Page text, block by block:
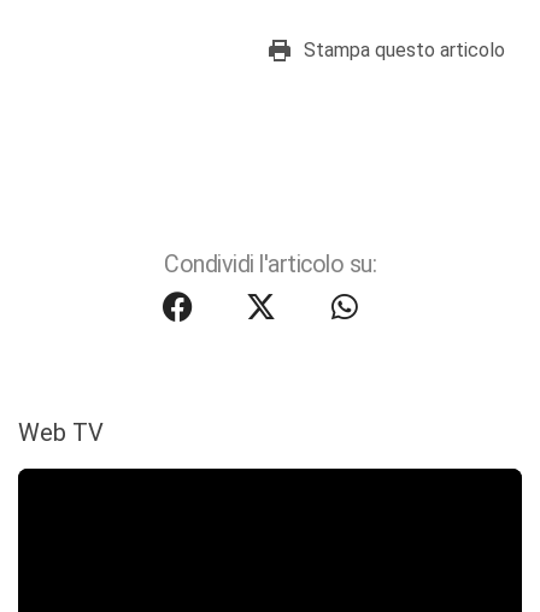
Stampa questo articolo
Condividi l'articolo su:
Web TV